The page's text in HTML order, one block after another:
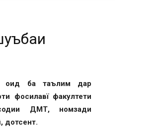
оид ба таълим дар
фосилавїфакултети
ДМТ, номзади
дотсент.